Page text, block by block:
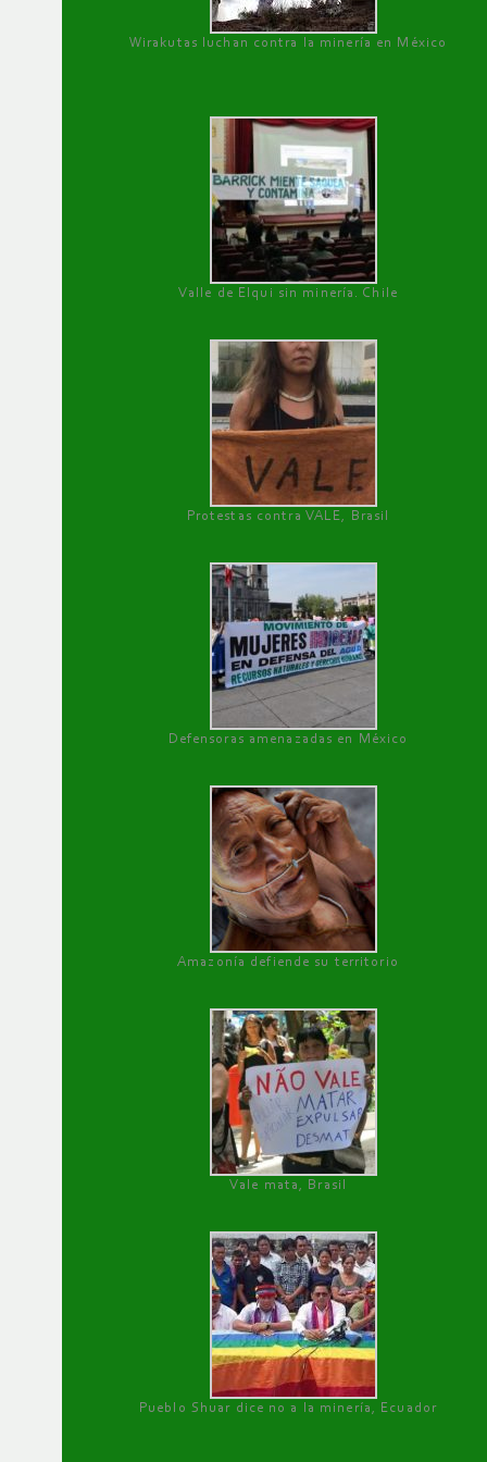
Wirakutas luchan contra la minería en México
Valle de Elqui sin minería. Chile
Protestas contra VALE, Brasil
Defensoras amenazadas en México
Amazonía defiende su territorio
Vale mata, Brasil
Pueblo Shuar dice no a la minería, Ecuador